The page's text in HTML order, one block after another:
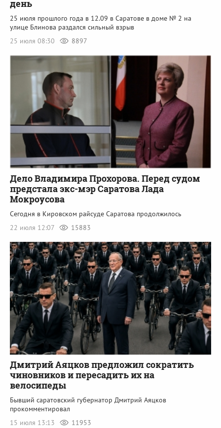
день
25 июля прошлого года в 12.09 в Саратове в доме № 2 на
улице Блинова раздался сильный взрыв
25 июля 08:30
8897
Дело Владимира Прохорова. Перед судом
предстала экс-мэр Саратова Лада
Мокроусова
Сегодня в Кировском райсуде Саратова продолжилось
22 июля 12:07
15883
Дмитрий Аяцков предложил сократить
чиновников и пересадить их на
велосипеды
Бывший саратовский губернатор Дмитрий Аяцков
прокомментировал
15 июля 13:13
11953